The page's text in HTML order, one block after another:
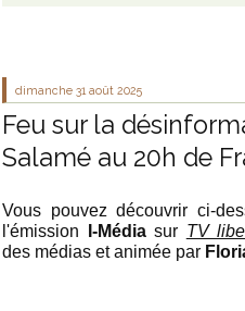
dimanche 31 août 2025
Feu sur la
Salamé au 20h de
Vous pouvez découvrir ci-
l'émission
I-Médiasur TV
des médias et animée par